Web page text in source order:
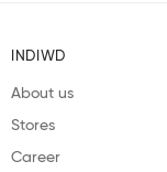
INDIWD
About us
Stores
Career